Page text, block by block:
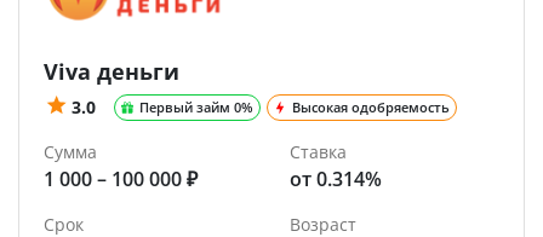
Viva деньги
3.0 Первый займ 0% Высокая одобряемость
Сумма
1 000 – 100 000 ₽
Ставка
от 0.314%
Срок Возраст